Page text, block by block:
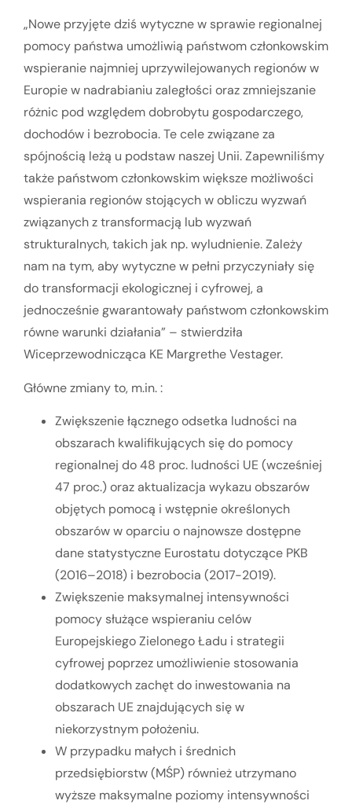
„Nowe przyjęte dziś wytyczne w sprawie regionalnej
pomocy państwa umożliwią państwom członkowskim
wspieranie najmniej uprzywilejowanych regionów w
Europie w nadrabianiu zaległości oraz zmniejszanie
różnic pod względem dobrobytu gospodarczego,
dochodów i bezrobocia. Te cele związane za
spójnością leżą u podstaw naszej Unii. Zapewniliśmy
także państwom członkowskim większe możliwości
wspierania regionów stojących w obliczu wyzwań
związanych z transformacją lub wyzwań
strukturalnych, takich jak np. wyludnienie. Zależy
nam na tym, aby wytyczne w pełni przyczyniały się
do transformacji ekologicznej i cyfrowej, a
jednocześnie gwarantowały państwom członkowskim
równe warunki działania” – stwierdziła
Wiceprzewodnicząca KE Margrethe Vestager.
Główne zmiany to, m.in. :
Zwiększenie łącznego odsetka ludności na
obszarach kwalifikujących się do pomocy
regionalnej do 48 proc. ludności UE (wcześniej
47 proc.) oraz aktualizacja wykazu obszarów
objętych pomocą i wstępnie określonych
obszarów w oparciu o najnowsze dostępne
dane statystyczne Eurostatu dotyczące PKB
(2016–2018) i bezrobocia (2017-2019).
Zwiększenie maksymalnej intensywności
pomocy służące wspieraniu celów
Europejskiego Zielonego Ładu i strategii
cyfrowej poprzez umożliwienie stosowania
dodatkowych zachęt do inwestowania na
obszarach UE znajdujących się w
niekorzystnym położeniu.
W przypadku małych i średnich
przedsiębiorstw (MŚP) również utrzymano
wyższe maksymalne poziomy intensywności